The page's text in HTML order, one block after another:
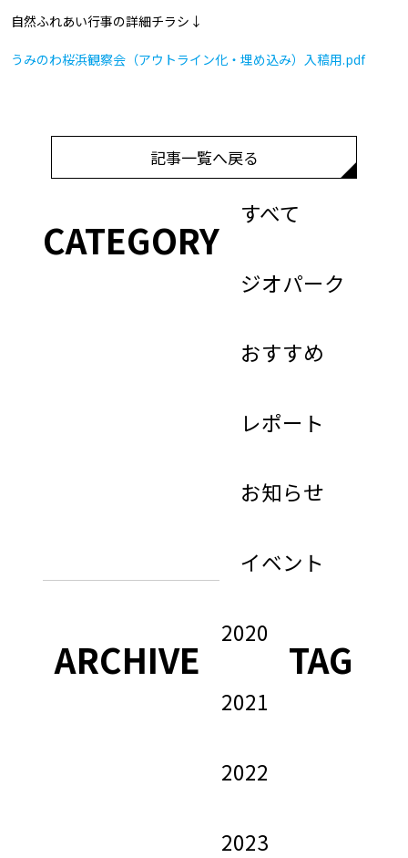
自然ふれあい行事の詳細チラシ↓
うみのわ桜浜観察会（アウトライン化・埋め込み）入稿用.pdf
記事一覧へ戻る
CATEGORY
すべて
ジオパーク
おすすめ
レポート
お知らせ
イベント
ARCHIVE
2020
2021
2022
2023
TAG